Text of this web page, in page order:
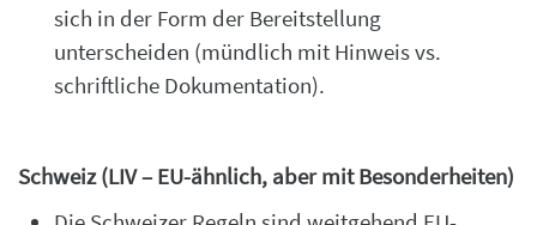
sich in der Form der Bereitstellung
unterscheiden (mündlich mit Hinweis vs.
schriftliche Dokumentation).
Schweiz (LIV – EU-ähnlich, aber mit Besonderheiten)